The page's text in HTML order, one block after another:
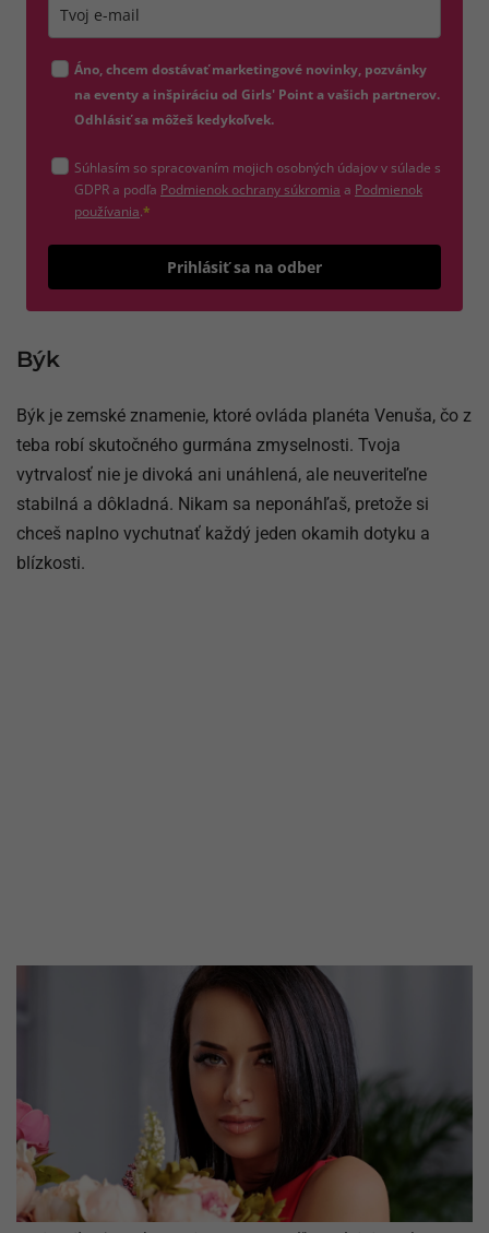
Áno, chcem dostávať marketingové novinky, pozvánky
na eventy a inšpiráciu od Girls' Point a vašich partnerov.
Odhlásiť sa môžeš kedykoľvek.
Súhlasím so spracovaním mojich osobných údajov v súlade s
GDPR a podľa Podmienok ochrany súkromia (otvorí sa v novom okne)
a Podmienok
používania(otvorí sa v novom okne)
.*
Prihlásiť sa na odber
Býk
Býk je zemské znamenie, ktoré ovláda planéta Venuša, čo z
teba robí skutočného gurmána zmyselnosti. Tvoja
vytrvalosť nie je divoká ani unáhlená, ale neuveriteľne
stabilná a dôkladná. Nikam sa neponáhľaš, pretože si
chceš naplno vychutnať každý jeden okamih dotyku a
blízkosti.